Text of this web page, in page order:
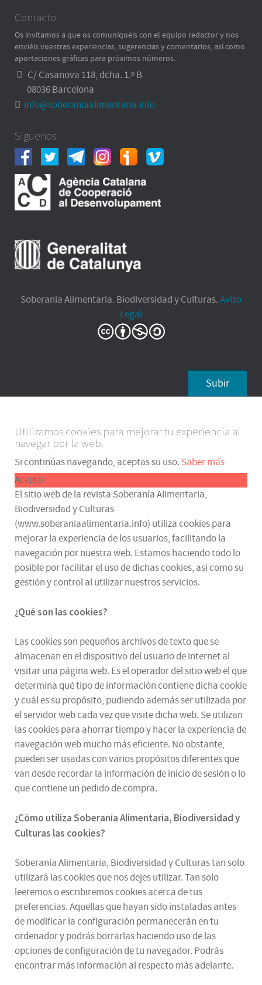
Contacto
Os invitamos a que os comuniquéis con el equipo redactor y nos
enviéis vuestras experiencias, sugerencias y comentarios, así como
aportaciones gráficas para próximos números.
C/ Casanova 118, dcha. 1.º B
08036 Barcelona
info@soberaniaalimentaria.info
Síguenos
Soberanía Alimentaria. Biodiversidad y Culturas.Aviso
Legal
Subir
Utilizamos cookies para mejorar tu experiencia al
navegar por la web.
Si continúas navegando, aceptas su uso. Saber más
Acepto
El sitio web de la revista Soberanía Alimentaria,
Biodiversidad y Culturas
(www.soberaniaalimentaria.info) utiliza cookies para
mejorar la experiencia de los usuarios, facilitando la
navegación por nuestra web. Estamos haciendo todo lo
posible por facilitar el uso de dichas cookies, así como su
gestión y control al utilizar nuestros servicios.
¿Qué son las cookies?
Las cookies son pequeños archivos de texto que se
almacenan en el dispositivo del usuario de Internet al
visitar una página web. Es el operador del sitio web el que
determina qué tipo de información contiene dicha cookie
y cuál es su propósito, pudiendo además ser utilizada por
el servidor web cada vez que visite dicha web. Se utilizan
las cookies para ahorrar tiempo y hacer la experiencia de
navegación web mucho más eficiente. No obstante,
pueden ser usadas con varios propósitos diferentes que
van desde recordar la información de inicio de sesión o lo
que contiene un pedido de compra.
¿Cómo utilizaSoberanía Alimentaria, Biodiversidad y
Culturas las cookies?
Soberanía Alimentaria, Biodiversidad y Culturas tan solo
utilizará las cookies que nos dejes utilizar. Tan solo
leeremos o escribiremos cookies acerca de tus
preferencias. Aquellas que hayan sido instaladas antes
de modificar la configuración permanecerán en tu
ordenador y podrás borrarlas haciendo uso de las
opciones de configuración de tu navegador. Podrás
encontrar más información al respecto más adelante.